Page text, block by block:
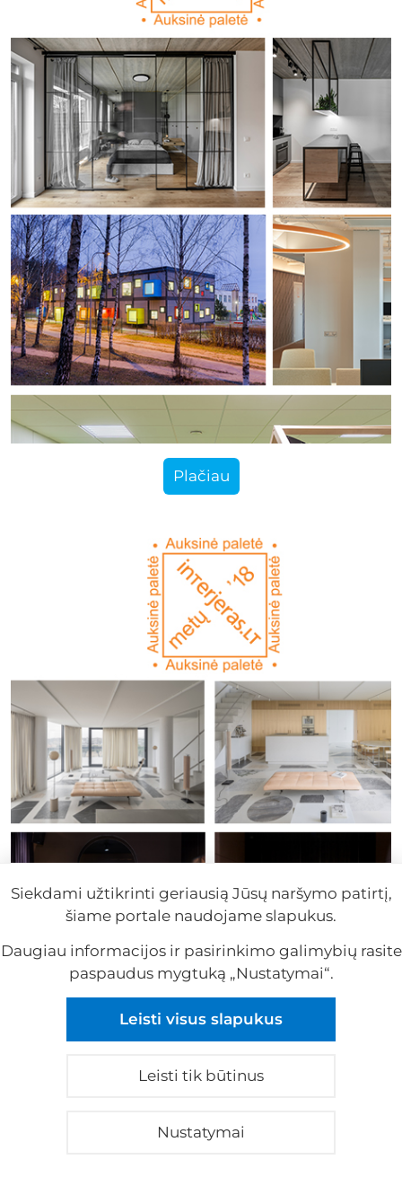
Plačiau
Siekdami užtikrinti geriausią Jūsų naršymo patirtį,
šiame portale naudojame slapukus.
Daugiau informacijos ir pasirinkimo galimybių rasite
paspaudus mygtuką „Nustatymai“.
Leisti visus slapukus
Leisti tik būtinus
Nustatymai